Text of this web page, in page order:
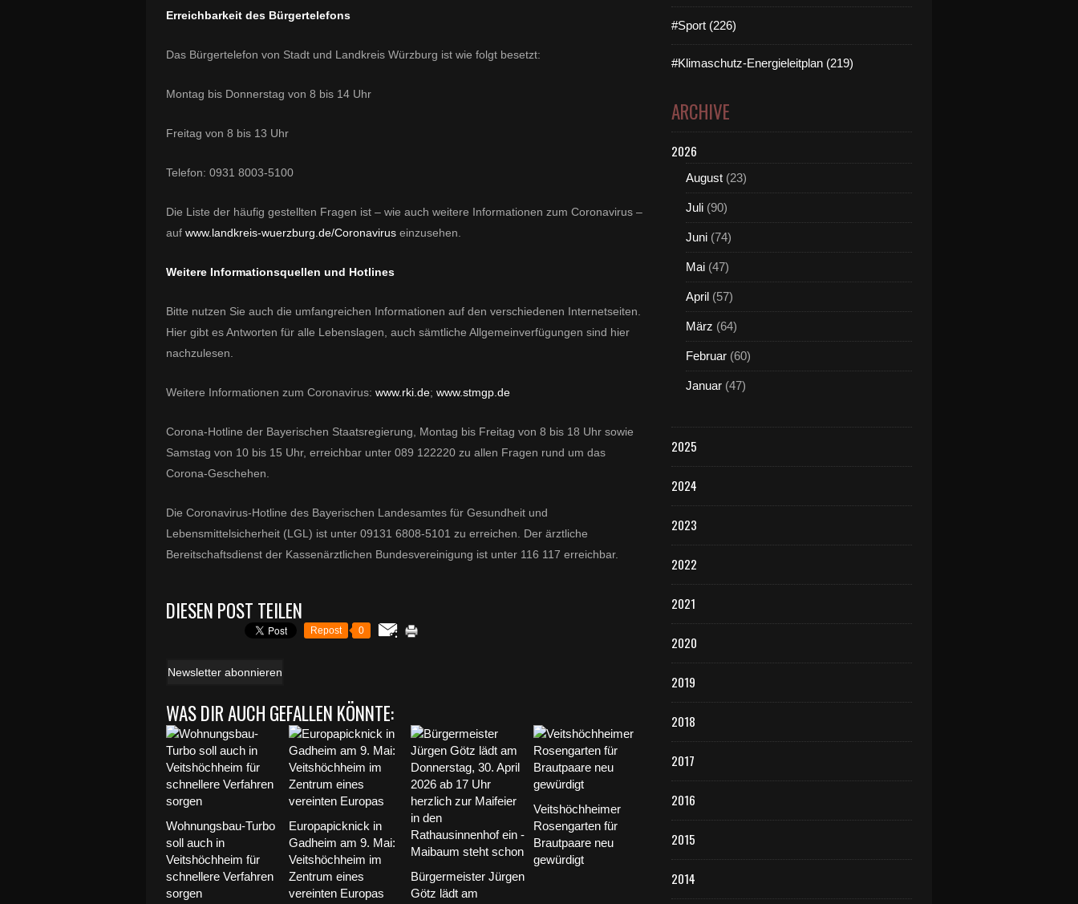
Erreichbarkeit des Bürgertelefons
Das Bürgertelefon von Stadt und Landkreis Würzburg ist wie folgt besetzt:
Montag bis Donnerstag von 8 bis 14 Uhr
Freitag von 8 bis 13 Uhr
Telefon: 0931 8003-5100
Die Liste der häufig gestellten Fragen ist – wie auch weitere Informationen zum Coronavirus –
auf www.landkreis-wuerzburg.de/Coronavirus einzusehen.
Weitere Informationsquellen und Hotlines
Bitte nutzen Sie auch die umfangreichen Informationen auf den verschiedenen Internetseiten.
Hier gibt es Antworten für alle Lebenslagen, auch sämtliche Allgemeinverfügungen sind hier
nachzulesen.
Weitere Informationen zum Coronavirus: www.rki.de; www.stmgp.de
Corona-Hotline der Bayerischen Staatsregierung, Montag bis Freitag von 8 bis 18 Uhr sowie
Samstag von 10 bis 15 Uhr, erreichbar unter 089 122220 zu allen Fragen rund um das
Corona-Geschehen.
Die Coronavirus-Hotline des Bayerischen Landesamtes für Gesundheit und
Lebensmittelsicherheit (LGL) ist unter 09131 6808-5101 zu erreichen. Der ärztliche
Bereitschaftsdienst der Kassenärztlichen Bundesvereinigung ist unter 116 117 erreichbar.
DIESEN POST TEILEN
Repost 0
Newsletter abonnieren
WAS DIR AUCH GEFALLEN KÖNNTE:
Wohnungsbau-Turbo
soll auch in
Veitshöchheim für
schnellere Verfahren
sorgen
Europapicknick in
Gadheim am 9. Mai:
Veitshöchheim im
Zentrum eines
vereinten Europas
Bürgermeister Jürgen
Götz lädt am
Veitshöchheimer
Rosengarten für
Brautpaare neu
gewürdigt
#Sport (226)
#Klimaschutz-Energieleitplan (219)
ARCHIVE
2026
August (23)
Juli (90)
Juni (74)
Mai (47)
April (57)
März (64)
Februar (60)
Januar (47)
2025
2024
2023
2022
2021
2020
2019
2018
2017
2016
2015
2014